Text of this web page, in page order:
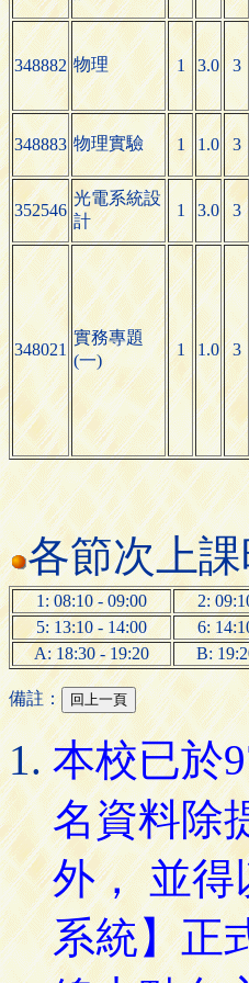
348882 物理 1 3.0 3
348883 物理實驗 1 1.0 3
352546
光電系統設
計
1 3.0 3
348021
實務專題
(一)
1 1.0 3
各節次上
1: 08:10 - 09:00 2:
5: 13:10 - 14:00
6:
A: 18:30 - 19:20
B:
備註：
本校已於
名資料除
外， 並得
系統】正